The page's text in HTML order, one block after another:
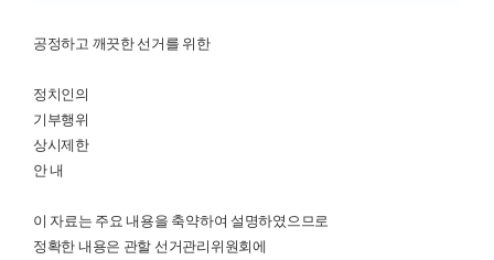
공정하고 깨끗한 선거를 위한
정치인의
기부행위
상시제한
안 내
이 자료는 주요 내용을 축약하여 설명하였으므로
정확한 내용은 관할 선거관리위원회에